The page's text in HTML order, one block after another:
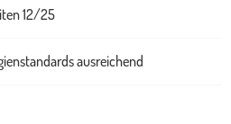
12/25
ausreichend